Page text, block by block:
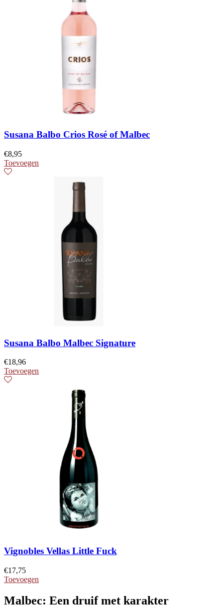
Susana Balbo Crios Rosé of Malbec
€8,95
Toevoegen
Susana Balbo Malbec Signature
€18,96
Toevoegen
Vignobles Vellas Little Fuck
€17,75
Toevoegen
Malbec: Een druif met karakter